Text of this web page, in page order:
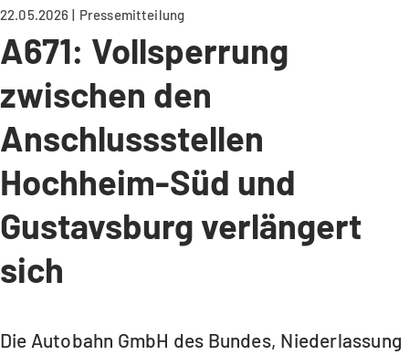
22.05.2026 Pressemitteilung
A671: Vollsperrung
zwischen den
Anschlussstellen
Hochheim-Süd und
Gustavsburg verlängert
sich
Die Autobahn GmbH des Bundes, Niederlassung